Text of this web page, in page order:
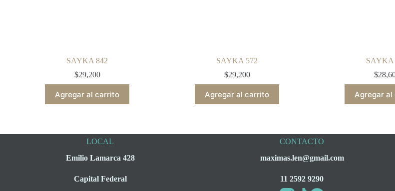
SAYKA 842
$29,200
Agregar al carrito
SAYKA 572
$29,200
Agregar al carrito
SAYKA
$
Agregar
LOCAL
Emilio Lamarca 428
Capital Federal
CONTACTO
maximas.len@gmail.com
11 2592 9290